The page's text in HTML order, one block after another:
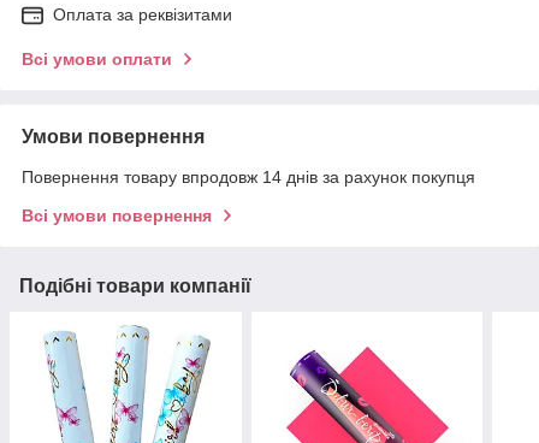
Оплата за реквізитами
Всі умови оплати
Умови повернення
Повернення товару впродовж 14 днів за рахунок покупця
Всі умови повернення
Подібні товари компанії